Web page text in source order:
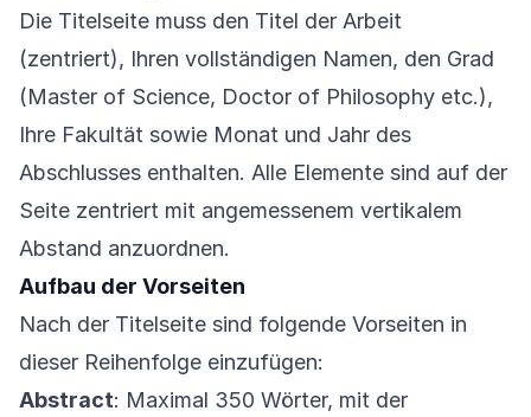
Die Titelseite muss den Titel der Arbeit
(zentriert), Ihren vollständigen Namen, den Grad
(Master of Science, Doctor of Philosophy etc.),
Ihre Fakultät sowie Monat und Jahr des
Abschlusses enthalten. Alle Elemente sind auf der
Seite zentriert mit angemessenem vertikalem
Abstand anzuordnen.
Aufbau der Vorseiten
Nach der Titelseite sind folgende Vorseiten in
dieser Reihenfolge einzufügen:
Abstract: Maximal 350 Wörter, mit der